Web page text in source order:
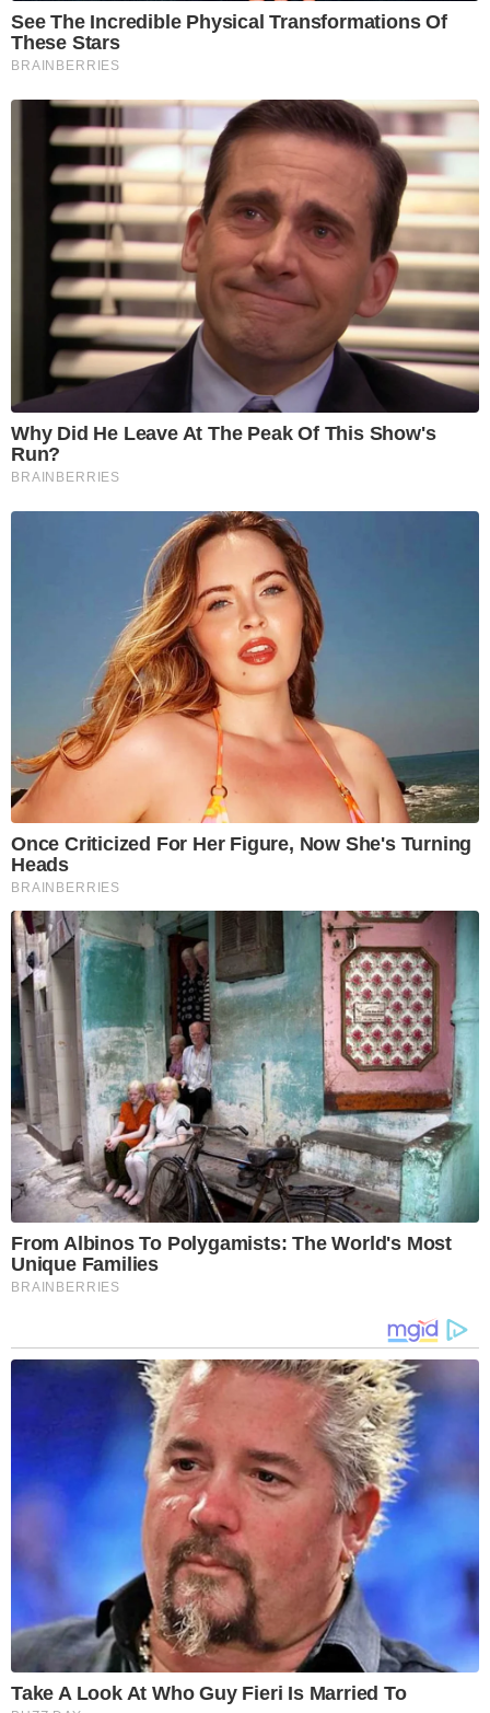
See The Incredible Physical Transformations Of
These Stars
BRAINBERRIES
Why Did He Leave At The Peak Of This Show's
Run?
BRAINBERRIES
Once Criticized For Her Figure, Now She's Turning
Heads
BRAINBERRIES
From Albinos To Polygamists: The World's Most
Unique Families
BRAINBERRIES
Take A Look At Who Guy Fieri Is Married To